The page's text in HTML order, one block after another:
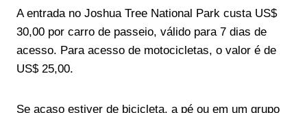
A entrada no Joshua Tree National Park custa US$
30,00 por carro de passeio, válido para 7 dias de
acesso. Para acesso de motocicletas, o valor é de
US$ 25,00.
Se acaso estiver de bicicleta, a pé ou em um grupo